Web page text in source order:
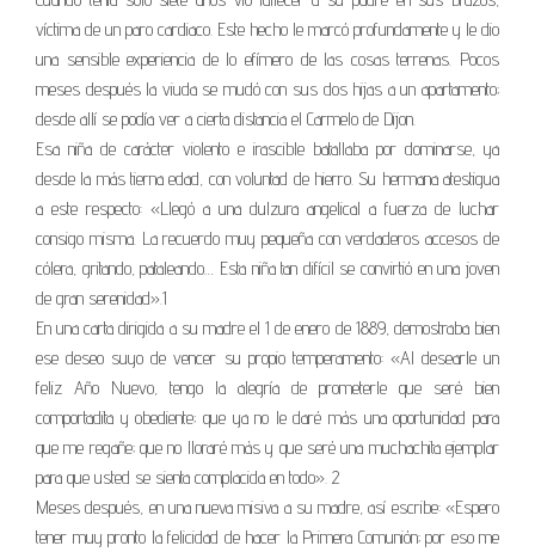
víctima de un paro cardiaco. Este hecho le marcó profundamente y le dio
una sensible experiencia de lo efímero de las cosas terrenas. Pocos
meses después la viuda se mudó con sus dos hijas a un apartamento;
desde allí se podía ver a cierta distancia el Carmelo de Dijon.
Esa niña de carácter violento e irascible batallaba por dominarse, ya
desde la más tierna edad, con voluntad de hierro. Su hermana atestigua
a este respecto: «Llegó a una dulzura angelical a fuerza de luchar
consigo misma. La recuerdo muy pequeña con verdaderos accesos de
cólera, gritando, pataleando… Esta niña tan difícil se convirtió en una joven
de gran serenidad».1
En una carta dirigida a su madre el 1 de enero de 1889, demostraba bien
ese deseo suyo de vencer su propio temperamento: «Al desearle un
feliz Año Nuevo, tengo la alegría de prometerle que seré bien
comportadita y obediente; que ya no le daré más una oportunidad para
que me regañe; que no lloraré más y que seré una muchachita ejemplar
para que usted se sienta complacida en todo». 2
Meses después, en una nueva misiva a su madre, así escribe: «Espero
tener muy pronto la felicidad de hacer la Primera Comunión; por eso me